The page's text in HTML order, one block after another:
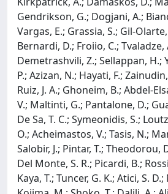
Gendrikson, G.; Dogjani, A.;
Vargas, E.; Grassia, S.; Gil-
Bernardi, D.; Froiio, C.; Tvaladze,
Demetrashvili, Z.; Sellappan, H.;
P.; Azizan, N.; Hayati, F.;
Ruiz, J. A.; Ghoneim, B.; Abdel-
V.; Maltinti, G.; Pantalone, D.;
De Sa, T. C.; Symeonidis, S.;
O.; Acheimastos, V.; Tasis, N.;
Salobir, J.; Pintar, T.; Theodorou,
Del Monte, S. R.; Picardi, B.;
Kaya, T.; Tuncer, G. K.; Atici, S.